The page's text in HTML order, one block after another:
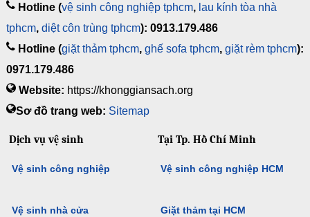
Hotline (vệ sinh công nghiệp tphcm, lau kính tòa nhà
tphcm, diệt côn trùng tphcm): 0913.179.486
Hotline (giặt thảm tphcm, ghế sofa tphcm, giặt rèm tphcm):
0971.179.486
Website: https://khonggiansach.org
Sơ đồ trang web: Sitemap
Dịch vụ vệ sinh
Vệ sinh công nghiệp
Vệ sinh nhà cửa
Tại Tp. Hồ Chí Minh
Vệ sinh công nghiệp HCM
Giặt thảm tại HCM